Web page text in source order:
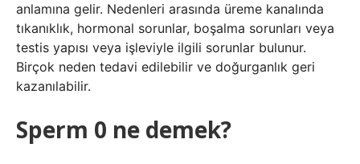
anlamına gelir. Nedenleri arasında üreme kanalında
tıkanıklık, hormonal sorunlar, boşalma sorunları veya
testis yapısı veya işleviyle ilgili sorunlar bulunur.
Birçok neden tedavi edilebilir ve doğurganlık geri
kazanılabilir.
Sperm 0 ne demek?